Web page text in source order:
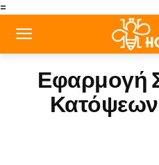
=
Εφαρμογή
Κατόψεων